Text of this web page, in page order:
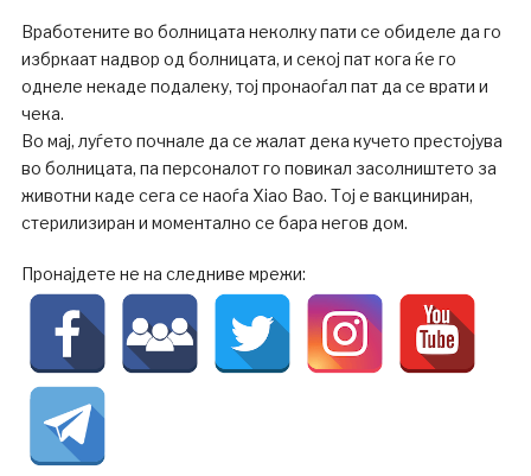
Вработените во болницата неколку пати се обиделе да го
избркаат надвор од болницата, и секој пат кога ќе го
однеле некаде подалеку, тој пронаоѓал пат да се врати и
чека.
Во мај, луѓето почнале да се жалат дека кучето престојува
во болницата, па персоналот го повикал засолништето за
животни каде сега се наоѓа Xiao Bao. Тој е вакциниран,
стерилизиран и моментално се бара негов дом.
Пронајдете не на следниве мрежи: